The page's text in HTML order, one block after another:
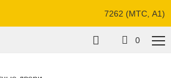
7262 (МТС, A1)
0